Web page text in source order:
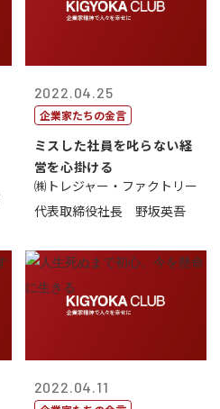
2022.04.25
企業家たちの金言
ミスした社員を叱らない経
営を心掛ける
㈱トレジャー・ファクトリー
代表取締役社長 野坂英吾
2022.04.11